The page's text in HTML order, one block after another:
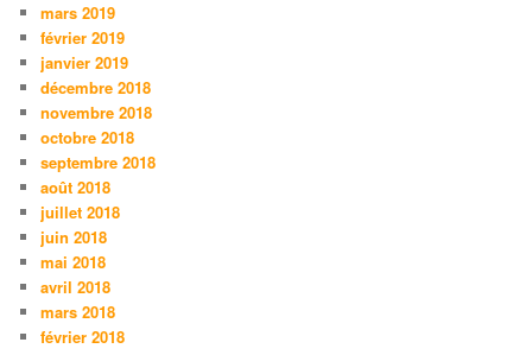
mars 2019
février 2019
janvier 2019
décembre 2018
novembre 2018
octobre 2018
septembre 2018
août 2018
juillet 2018
juin 2018
mai 2018
avril 2018
mars 2018
février 2018